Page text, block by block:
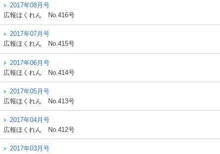
2017年08月号
広報ほくれん
No.416号
2017年07月号
広報ほくれん
No.415号
2017年06月号
広報ほくれん
No.414号
2017年05月号
広報ほくれん
No.413号
2017年04月号
広報ほくれん
No.412号
2017年03月号